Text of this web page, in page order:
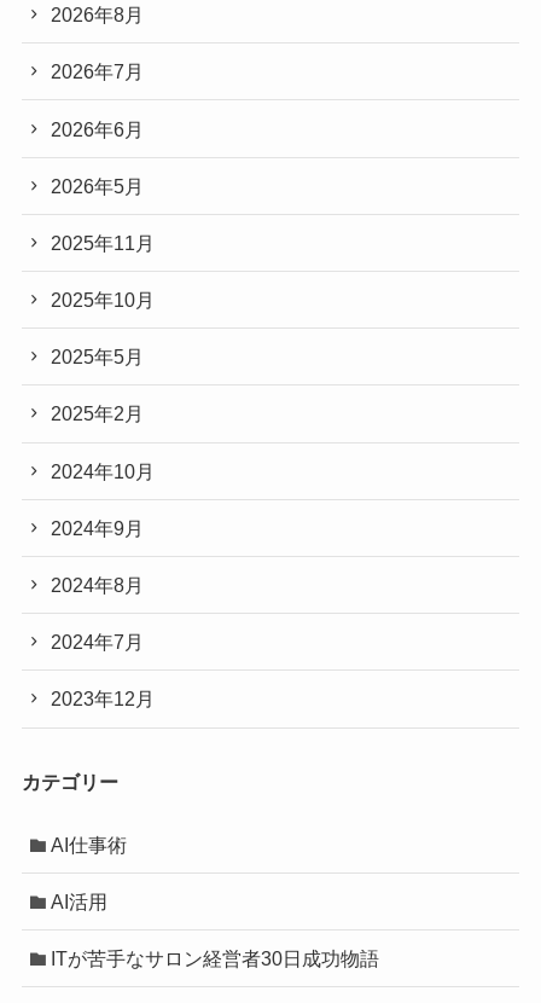
2026年8月
2026年7月
2026年6月
2026年5月
2025年11月
2025年10月
2025年5月
2025年2月
2024年10月
2024年9月
2024年8月
2024年7月
2023年12月
カテゴリー
AI仕事術
AI活用
ITが苦手なサロン経営者30日成功物語